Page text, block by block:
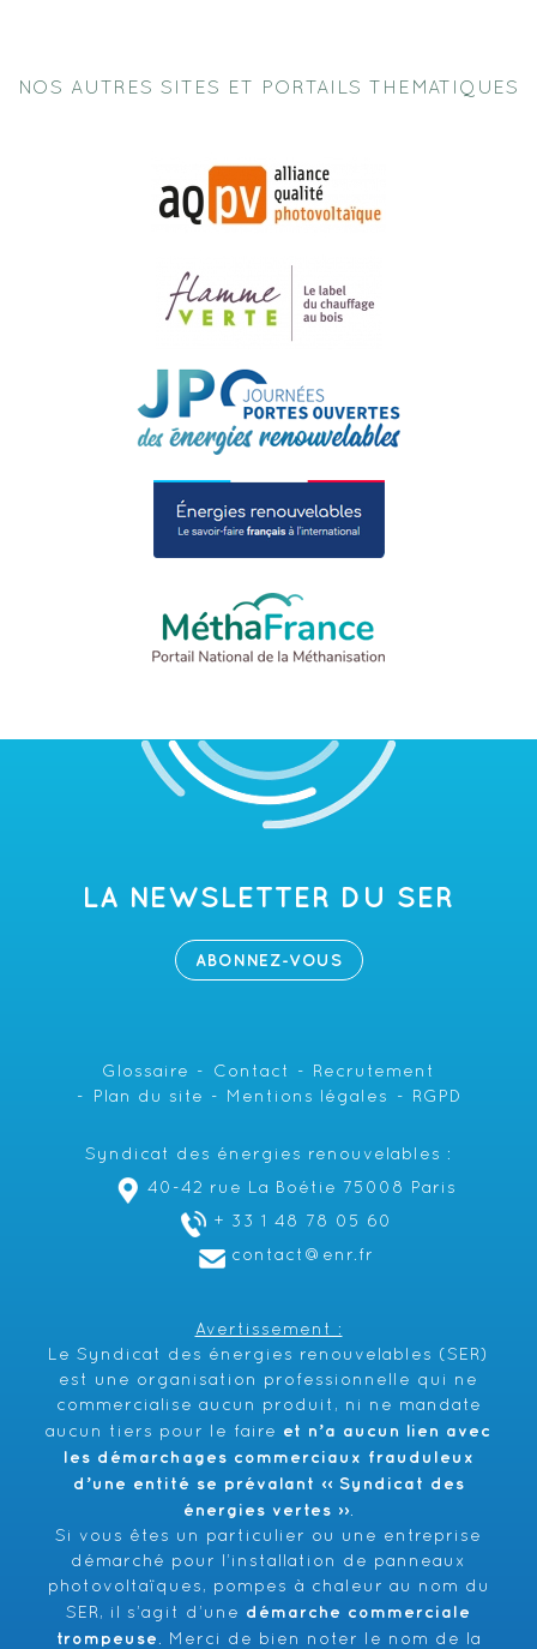
NOS AUTRES SITES ET PORTAILS THEMATIQUES
LA NEWSLETTER DU SER
ABONNEZ-VOUS
Glossaire Contact
Recrutement
Plan du site
Mentions légales RGPD
Syndicat des énergies renouvelables :
40-42 rue La Boétie 75008 Paris
+ 33 1 48 78 05 60
contact@enr.fr
Avertissement :
Le Syndicat des énergies renouvelables (SER)
est une organisation professionnelle qui ne
commercialise aucun produit, ni ne mandate
aucun tiers pour le faire et n’a aucun lien avec
les démarchages commerciaux frauduleux
d’une entité se prévalant ‹‹ Syndicat des
énergies vertes ››.
Si vous êtes un particulier ou une entreprise
démarché pour l’installation de panneaux
photovoltaïques, pompes à chaleur au nom du
SER, il s’agit d’une démarche commerciale
trompeuse . Merci de bien noter le nom de la